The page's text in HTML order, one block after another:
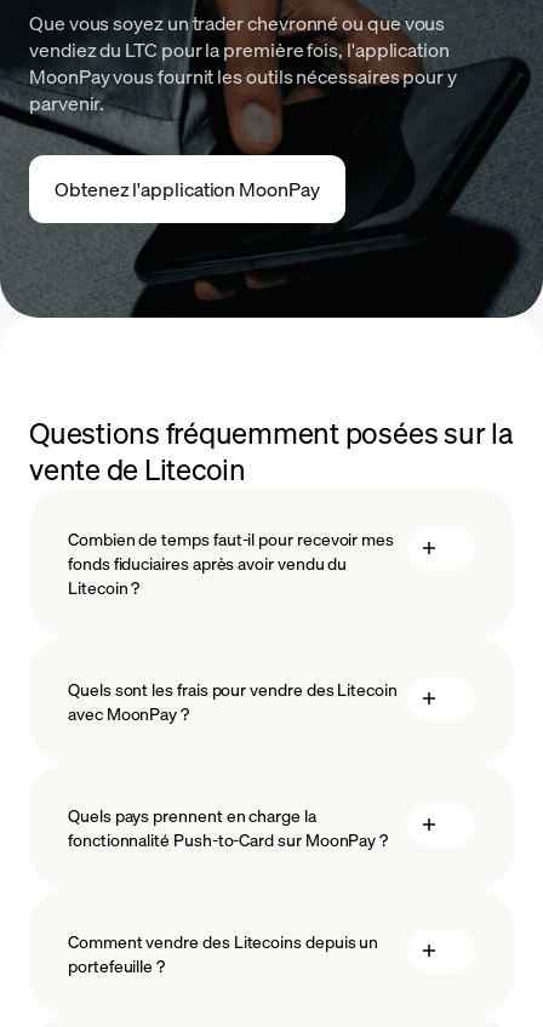
Que vous soyez un trader chevronné ou que vous
vendiez du LTC pour la première fois, l'application
MoonPay vous fournit les outils nécessaires pour y
parvenir.
Obtenez l'application MoonPay
Questions fréquemment posées sur la
vente de Litecoin
Combien de temps faut-il pour recevoir mes
fonds fiduciaires après avoir vendu du
Litecoin ?
Quels sont les frais pour vendre des Litecoin
avec MoonPay ?
Quels pays prennent en charge la
fonctionnalité Push-to-Card sur MoonPay ?
Comment vendre des Litecoins depuis un
portefeuille ?